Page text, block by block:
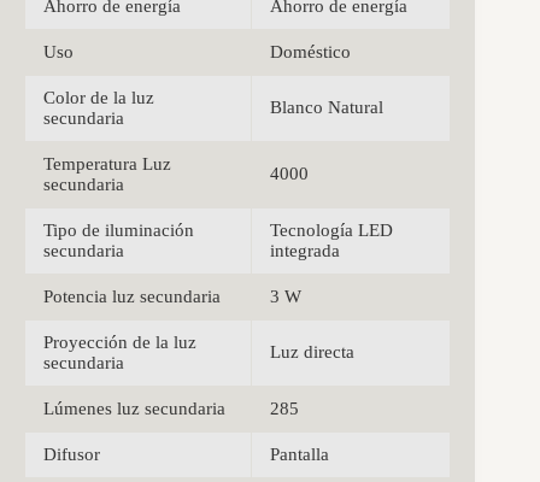
Ahorro de energía Ahorro de energía
Uso Doméstico
Color de la luz
secundaria
Blanco Natural
Temperatura Luz
secundaria
4000
Tipo de iluminación
secundaria
Tecnología LED
integrada
Potencia luz secundaria 3 W
Proyección de la luz
secundaria
Luz directa
Lúmenes luz secundaria 285
Difusor Pantalla